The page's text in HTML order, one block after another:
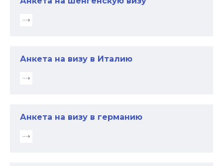
Анкета на визу в Италию
Анкета на визу в германию